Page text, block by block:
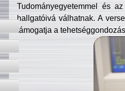
Tudományegyetemmel és
hallgatóivá válhatnak. A
támogatja a